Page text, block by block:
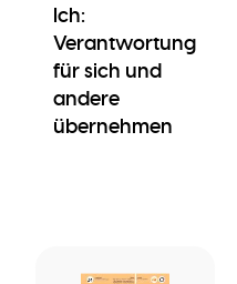
Ich:
Verantwortung
für sich und
andere
übernehmen